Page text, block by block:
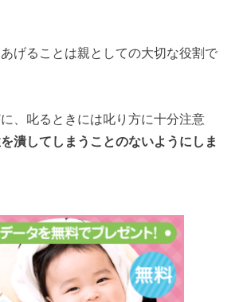
げることは親としての大切な役割で
、叱るときには叱り方に十分注意
潰してしまうことのないようにしま